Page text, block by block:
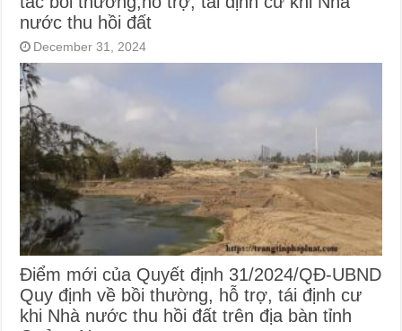
nước thu hồi đất
December 31, 2024
Điểm mới của Quyết định 31/2024/QĐ-UBND
Quy định về bồi thường, hỗ trợ, tái định cư
khi Nhà nước thu hồi đất trên địa bàn tỉnh